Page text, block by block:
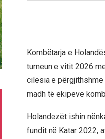
Kombëtarja e
turneun e vitit 2026
cilësia e përgjithshme
madh të ekipeve
Holandezët ishin
fundit në Katar 2022,